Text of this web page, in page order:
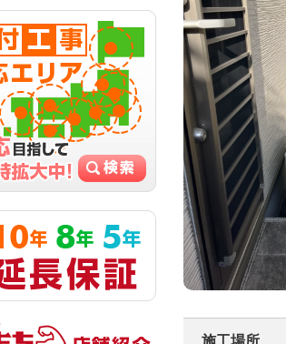
施工場所